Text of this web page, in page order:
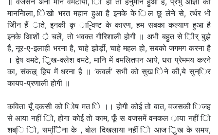
माननेिाला, िेखो भरत महान हुआ है इनके के िल छू लेने से, र्त्थर भी
जीिन हैं र्ाते, इनकी कृ र्ा-िृवष्ट के कारण, हम सबका कल्याण हुआ है
इनके आिशों र्े चलें, तो भवक्त गौरिशाली होगी ॥ अभी बहुत से िीर् बुझे
हैं, नूर-ए-इलाही भरना है, चाहे झोर्ड़ी, चाहे महल हो, सबको जगमग करना है
। द्वेष वमटे, िुख-क्लेश वमटे, मानि में वमलितपन आये, धरा प्रेममय करने
का, संकल्र् हृिय में धरना है ॥ ’कवर्ल’ सभी को सुख िेने की,ये सुन्िर
कायप-प्रणाली होगी ॥
कविता यूूँ दकसी को िोष मत िे ।। होगी कोई तो बात, वजसकी िजह
से आया नहीं िो, होगा कोई तो काम, फूँ स वजसमें वनकल र्ाया नहीं िो
शब्ि िो, सम्िेिना के , बोल दिखलाया नहीं िो आज िुख के समय,